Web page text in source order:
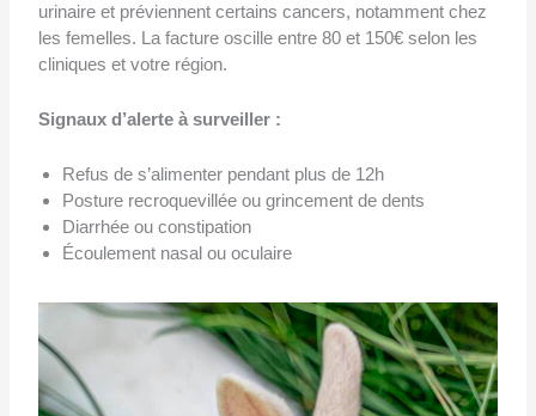
urinaire et préviennent certains cancers, notamment chez
les femelles. La facture oscille entre 80 et 150€ selon les
cliniques et votre région.
Signaux d’alerte à surveiller :
Refus de s’alimenter pendant plus de 12h
Posture recroquevillée ou grincement de dents
Diarrhée ou constipation
Écoulement nasal ou oculaire